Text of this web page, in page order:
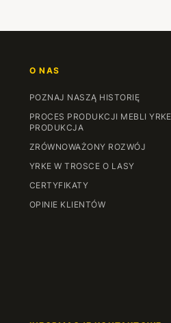
O NAS
POZNAJ NASZĄ HISTORIĘ
PROCES PRODUKCJI MEBLI
PRODUKCJA
ZRÓWNOWAŻONY ROZWÓJ
YRKE W TROSCE O LASY
CERTYFIKATY
OPINIE KLIENTÓW